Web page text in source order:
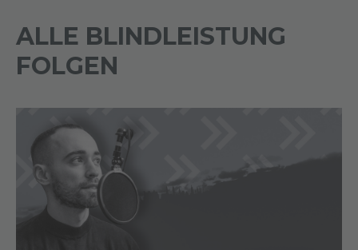
ALLE BLINDLEISTUNG
FOLGEN